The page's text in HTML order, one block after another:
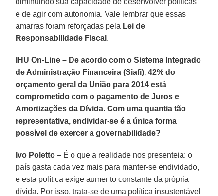
e de agir com autonomia. Vale lembrar que essas
amarras foram reforçadas pela Lei de
Responsabilidade Fiscal .
IHU On-Line – De acordo com o Sistema Integrado
de Administração Financeira (Siafi), 42% do
orçamento geral da União para 2014 está
comprometido com o pagamento de Juros e
Amortizações da Dívida. Com uma quantia tão
representativa, endividar-se é a única forma
possível de exercer a governabilidade?
Ivo Poletto – É o que a realidade nos presenteia: o
país gasta cada vez mais para manter-se endividado,
e esta política exige aumento constante da própria
dívida. Por isso, trata-se de uma política insustentável